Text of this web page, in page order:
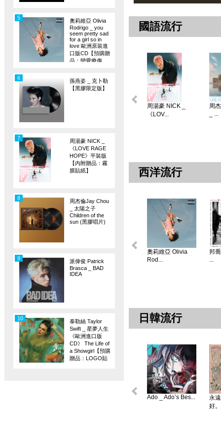
奧莉維亞 Olivia
Rodrigo _ you
seem pretty sad
for a girl so in
love 歐洲原裝進
口版CD【預購贈
品：戀愛療傷
5
孫燕姿 _ 克卜勒
【黑膠限定版】
6
周湯豪 NICK _
《LOVE RAGE
HOPE》平裝版
【內附贈品：霧
膜貼紙】
7
周杰倫Jay Chou
_ 太陽之子
Children of the
sun (黑膠唱片)
8
派偉俊 Patrick
Brasca _ BAD
IDEA
9
泰勒絲 Taylor
Swift _ 星夢人生
《歐洲進口版
CD》 The Life of
a Showgirl【預購
贈品：LOGO貼
10
國語流行
周湯豪 NICK _
《LOV...
周
_ ...
西洋流行
奧莉維亞 Olivia
Rod...
邦
...
日韓流行
Ado _ Ado’s Bes...
永
好